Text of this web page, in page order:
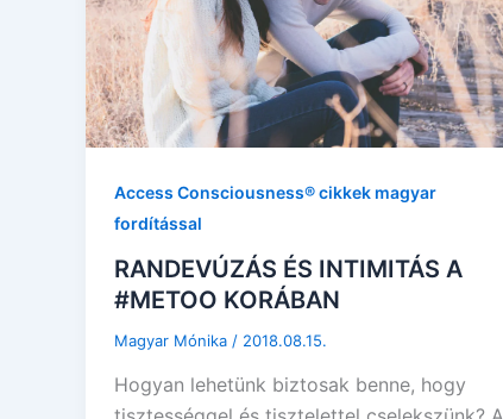
Access Consciousness® cikkek magyar
fordítással
RANDEVÚZÁS ÉS INTIMITÁS A
#METOO KORÁBAN
Magyar Mónika / 2018.08.15.
Hogyan lehetünk biztosak benne, hogy